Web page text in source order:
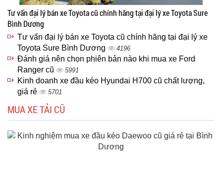
Tư vấn đại lý bán xe Toyota cũ chính hãng tại đại lý xe Toyota Sure
Bình Dương
Tư vấn đại lý bán xe Toyota cũ chính hãng tại đại lý xe
Toyota Sure Bình Dương
4196
Đánh giá nên chọn phiên bản nào khi mua xe Ford
Ranger cũ
5991
Kinh doanh xe đầu kéo Hyundai H700 cũ chất lượng,
giá rẻ
5701
MUA XE TẢI CŨ